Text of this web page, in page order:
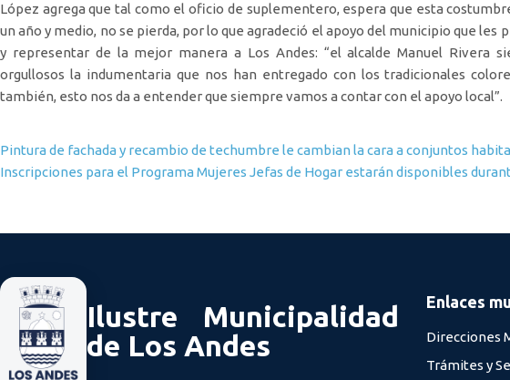
López agrega que tal como el oficio de suplementero, espera que esta
un año y medio, no se pierda, por lo que agradeció el apoyo del municipio que
y representar de la mejor manera a Los Andes: “el alcalde Manuel Rivera
orgullosos la indumentaria que nos han entregado con los tradicionales
también, esto nos da a entender que siempre vamos a contar con el apoyo local”.
Navegación de entradas
Pintura de fachada y recambio de techumbre le cambian la cara a conjuntos
Inscripciones para el Programa Mujeres Jefas de Hogar estarán disponibles
Ilustre Municipalidad
de Los Andes
Enlaces
Direcciones
Trámites y